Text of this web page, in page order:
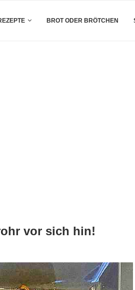
BROT ODER BRÖTCHEN
vor sich hin!